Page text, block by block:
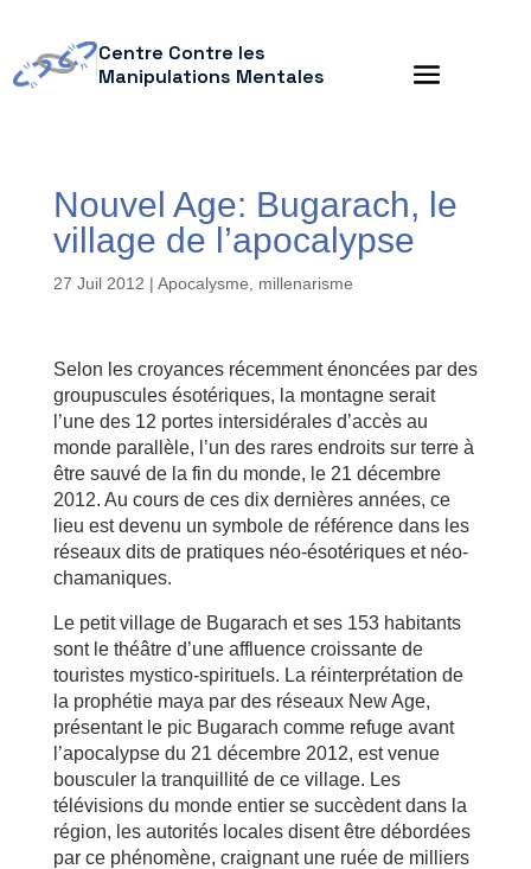
Centre Contre les
Manipulations Mentales
Nouvel Age: Bugarach, le
village de l’apocalypse
27 Juil 2012 | Apocalysme, millenarisme
Selon les croyances récemment énoncées par des
groupuscules ésotériques, la montagne serait
l’une des 12 portes intersidérales d’accès au
monde parallèle, l’un des rares endroits sur terre à
être sauvé de la fin du monde, le 21 décembre
2012. Au cours de ces dix dernières années, ce
lieu est devenu un symbole de référence dans les
réseaux dits de pratiques néo-ésotériques et néo-
chamaniques.
Le petit village de Bugarach et ses 153 habitants
sont le théâtre d’une affluence croissante de
touristes mystico-spirituels. La réinterprétation de
la prophétie maya par des réseaux New Age,
présentant le pic Bugarach comme refuge avant
l’apocalypse du 21 décembre 2012, est venue
bousculer la tranquillité de ce village. Les
télévisions du monde entier se succèdent dans la
région, les autorités locales disent être débordées
par ce phénomène, craignant une ruée de milliers